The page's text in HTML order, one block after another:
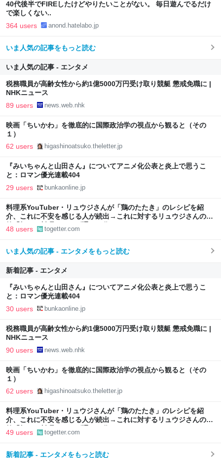
40代後半でFIREしたけどやりたいことがない。 毎日遊んでるだけ
で楽しくない..
364 users anond.hatelabo.jp
いま人気の記事をもっと読む
いま人気の記事 - エンタメ
税務職員が高齢女性から約1億5000万円受け取り競艇 懲戒免職に |
NHKニュース
89 users news.web.nhk
映画「ちいかわ」を徹底的に国際政治学の視点から観ると（その
１）
62 users higashinoatsuko.theletter.jp
『みいちゃんと山田さん』についてアニメ化公表と炎上で思うこ
と：ロマン優光連載404
29 users bunkaonline.jp
料理系YouTuber・リュウジさんが「鶏のたたき」のレシピを紹
介、これに不安を感じる人が続出→これに対するリュウジさんの回
答「頼む、料理はレシピ通りに作れ」
48 users togetter.com
いま人気の記事 - エンタメをもっと読む
新着記事 - エンタメ
『みいちゃんと山田さん』についてアニメ化公表と炎上で思うこ
と：ロマン優光連載404
30 users bunkaonline.jp
税務職員が高齢女性から約1億5000万円受け取り競艇 懲戒免職に |
NHKニュース
90 users news.web.nhk
映画「ちいかわ」を徹底的に国際政治学の視点から観ると（その
１）
62 users higashinoatsuko.theletter.jp
料理系YouTuber・リュウジさんが「鶏のたたき」のレシピを紹
介、これに不安を感じる人が続出→これに対するリュウジさんの回
答「頼む、料理はレシピ通りに作れ」
49 users togetter.com
新着記事 - エンタメをもっと読む